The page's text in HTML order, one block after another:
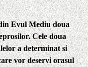
Evul Mediu doua
Cele doua
a determinat si
vor deservi orasul